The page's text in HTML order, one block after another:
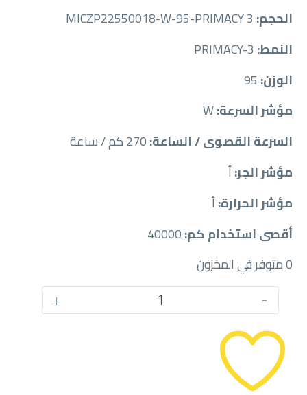
الحجم:
النمط:
الوزن:
مؤشر السرعة:
السرعة القصوى / الساعة:
مؤشر الجر:أ
مؤشر الحرارة:أ
أقصى استخدام كم:
0 متوفر في المخزون
-
كمية
ميشلان
225/50
/
18RF
+